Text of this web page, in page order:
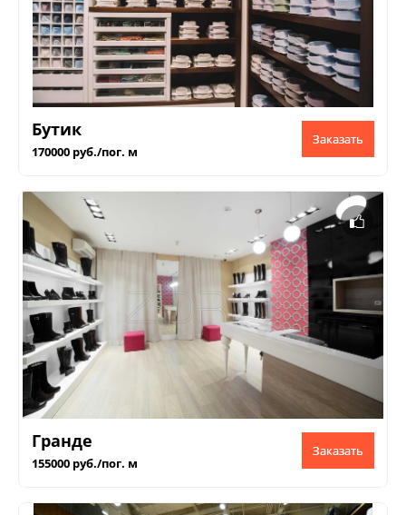
Бутик
170000 руб./пог. м
Заказать
Гранде
155000 руб./пог. м
Заказать